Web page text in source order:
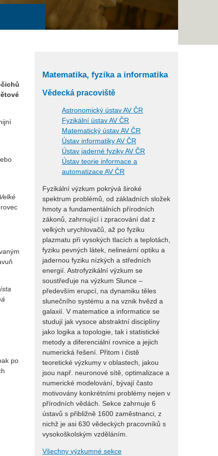
po
Matematika, fyzika a informatika
Vědecká pracoviště
Astronomický ústav AV ČR
Fyzikální ústav AV ČR
Matematický ústav AV ČR
Ústav informatiky AV ČR
Ústav jaderné fyziky AV ČR
Ústav teorie informace a
automatizace AV ČR
Fyzikální výzkum pokrývá široké
spektrum problémů, od základních složek
hmoty a fundamentálních přírodních
zákonů, zahrnující i zpracování dat z
velkých urychlovačů, až po fyziku
plazmatu při vysokých tlacích a teplotách,
fyziku pevných látek, nelineární optiku a
jadernou fyziku nízkých a středních
energií. Astrofyzikální výzkum se
soustřeďuje na výzkum Slunce –
především erupcí, na dynamiku těles
slunečního systému a na vznik hvězd a
galaxií. V matematice a informatice se
studují jak vysoce abstraktní disciplíny
jako logika a topologie, tak i statistické
metody a diferenciální rovnice a jejich
numerická řešení. Přitom i čistě
teoretické výzkumy v oblastech, jakou
jsou např. neuronové sítě, optimalizace a
numerické modelování, bývají často
motivovány konkrétními problémy nejen v
přírodních vědách. Sekce zahrnuje 6
ústavů s přibližně 1600 zaměstnanci, z
nichž je asi 630 vědeckých pracovníků s
vysokoškolským vzděláním.
Všechny výzkumné sekce